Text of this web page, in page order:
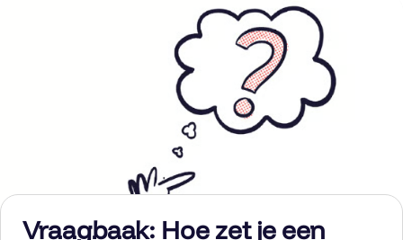
Vraagbaak: Hoe zet je een